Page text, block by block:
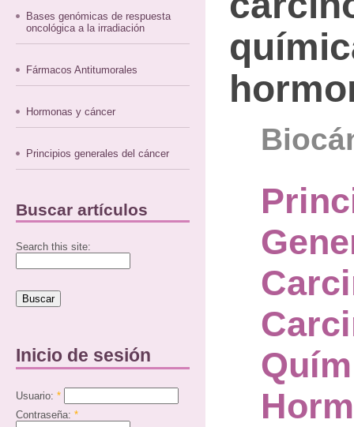
Bases genómicas de respuesta
oncológica a la irradiación
Fármacos Antitumorales
Hormonas y cáncer
Principios generales del cáncer
Buscar artículos
Search this site:
Inicio de sesión
Usuario: *
Contraseña: *